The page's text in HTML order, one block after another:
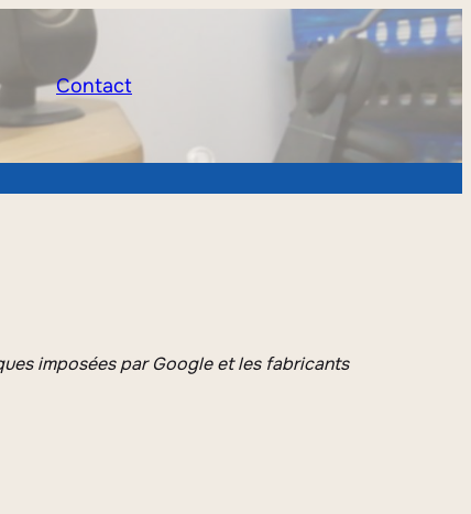
Contact
imposées par Google et les fabricants